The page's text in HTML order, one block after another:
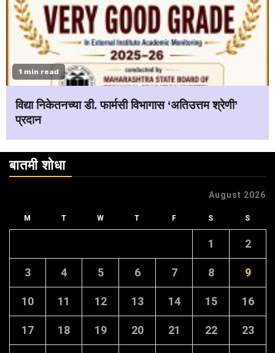
1 min read
विद्या निकेतनच्या डी. फार्मसी विभागास ‘अतिउत्तम श्रेणी’
प्रदान
बातमी शोधा
August 2026
M T W T F S S
1 2
3 4 5 6 7 8 9
10 11 12 13 14 15 16
17 18 19 20 21 22 23